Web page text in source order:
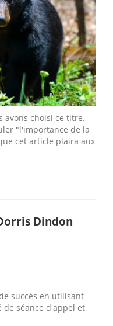
avons choisi ce titre.
"l'importance de la
cet article plaira aux
Dindon
succès en utilisant
de séance d'appel et